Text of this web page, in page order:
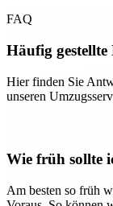
FAQ
Häufig gestellte
Hier finden Sie
unseren
Wie früh sollte
Am besten so früh